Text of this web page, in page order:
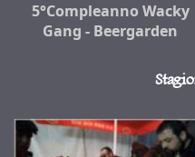
5°Compleanno Wacky
Gang - Beergarden